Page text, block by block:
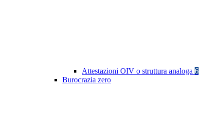
Attestazioni OIV o struttura analoga 6
Burocrazia zero